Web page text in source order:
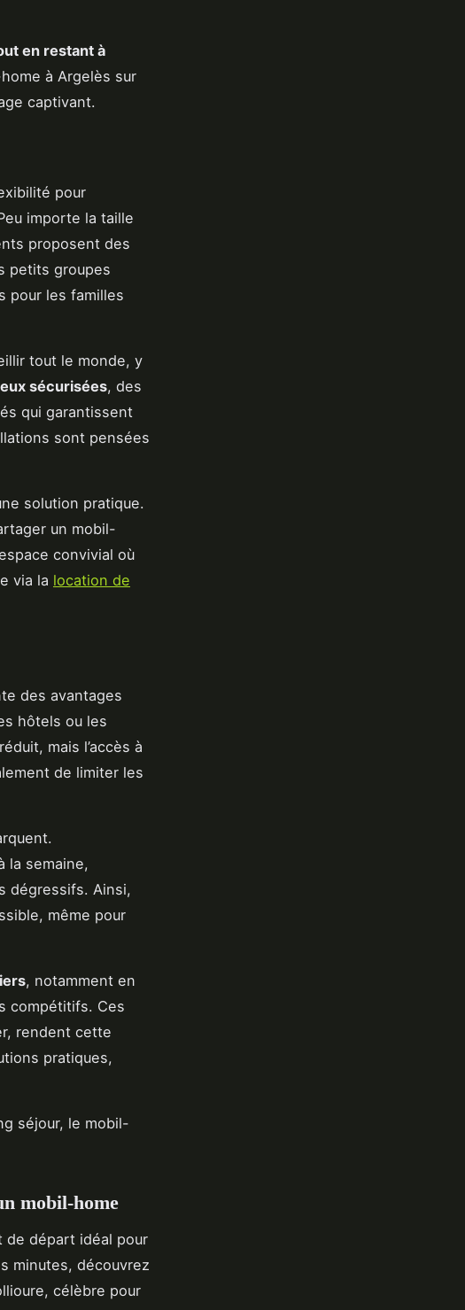
en restant à
à Argelès sur
captivant.
pour
importe la taille
proposent des
petits groupes
pour les familles
tout le monde, y
sécurisées, des
qui garantissent
sont pensées
solution pratique.
un mobil-
convivial où
via la location de
des avantages
hôtels ou les
mais l’accès à
de limiter les
la semaine,
dégressifs. Ainsi,
même pour
, notamment en
compétitifs. Ces
rendent cette
pratiques,
séjour, le mobil-
mobil-home
de départ idéal pour
minutes, découvrez
célèbre pour